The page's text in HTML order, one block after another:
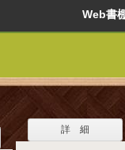
Web
詳 細